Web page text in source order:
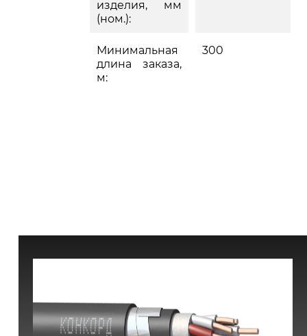
изделия, мм
(ном.):
Минимальная
длина заказа,
м:
300